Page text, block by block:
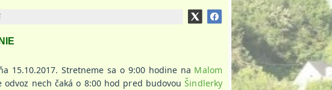
15.10.2017. Stretneme sa o 9:00 hodine na Malom
odvoz nech čaká o 8:00 hod pred budovouŠindlerky